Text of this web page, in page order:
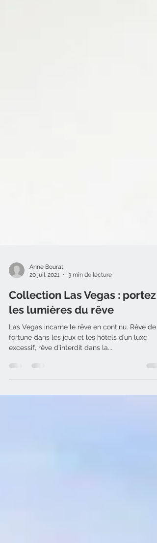
Anne Bourat
20 juil. 2021
3 min de lecture
Collection Las Vegas : portez
les lumières du rêve
Las Vegas incarne le rêve en continu. Rêve de